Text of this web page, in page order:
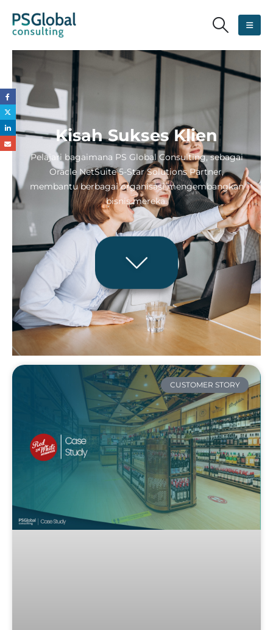
Kisah Sukses Klien
Pelajari bagaimana PS Global Consulting, sebagai
Oracle NetSuite 5-Star Solutions Partner,
membantu berbagai organisasi mengembangkan
bisnis mereka.
CUSTOMER STORY